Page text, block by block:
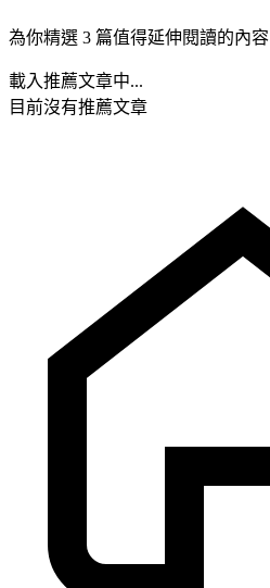
為你精選 3 篇值得延伸閱讀的內容
載入推薦文章中...
目前沒有推薦文章